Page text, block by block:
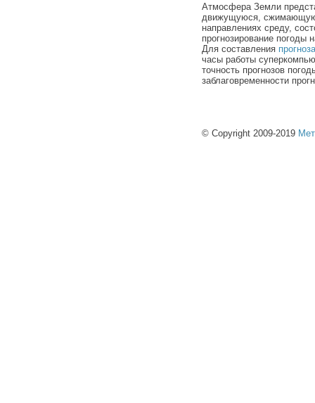
Атмосфера Земли
движущуюся,
направлениях среду,
прогнозирование погоды
Для составления
часы работы
точность прогнозов
заблаговременности
© Copyright 2009-2019